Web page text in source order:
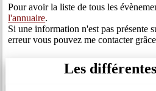
Pour avoir la liste de tous les
l'annuaire.
Si une information n'est pas présente
erreur vous pouvez me contacter
Les